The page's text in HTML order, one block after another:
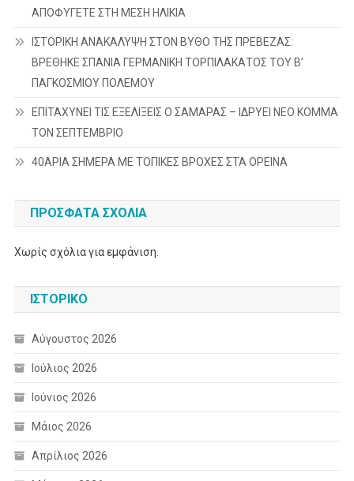
ΑΠΟΦΥΓΕΤΕ ΣΤΗ ΜΕΣΗ ΗΛΙΚΙΑ
ΙΣΤΟΡΙΚΗ ΑΝΑΚΑΛΥΨΗ ΣΤΟΝ ΒΥΘΟ ΤΗΣ ΠΡΕΒΕΖΑΣ:
ΒΡΕΘΗΚΕ ΣΠΑΝΙΑ ΓΕΡΜΑΝΙΚΗ ΤΟΡΠΙΛΑΚΑΤΟΣ ΤΟΥ Β’
ΠΑΓΚΟΣΜΙΟΥ ΠΟΛΕΜΟΥ
ΕΠΙΤΑΧΥΝΕΙ ΤΙΣ ΕΞΕΛΙΞΕΙΣ Ο ΣΑΜΑΡΑΣ – ΙΔΡΥΕΙ ΝΕΟ ΚΟΜΜΑ
ΤΟΝ ΣΕΠΤΕΜΒΡΙΟ
40ΑΡΙΑ ΣΗΜΕΡΑ ΜΕ ΤΟΠΙΚΕΣ ΒΡΟΧΕΣ ΣΤΑ ΟΡΕΙΝΑ
ΠΡΌΣΦΑΤΑ ΣΧΌΛΙΑ
Χωρίς σχόλια για εμφάνιση.
ΙΣΤΟΡΙΚΌ
Αύγουστος 2026
Ιούλιος 2026
Ιούνιος 2026
Μάιος 2026
Απρίλιος 2026